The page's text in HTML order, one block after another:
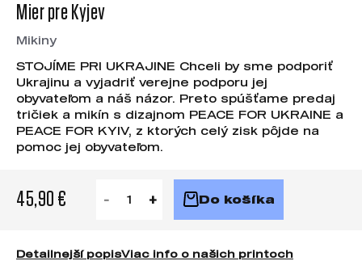
Mier pre Kyjev
Mikiny
STOJÍME PRI UKRAJINE Chceli by sme podporiť
Ukrajinu a vyjadriť verejne podporu jej
obyvateľom a náš názor. Preto spúšťame predaj
tričiek a mikín s dizajnom PEACE FOR UKRAINE a
PEACE FOR KYIV, z ktorých celý zisk pôjde na
pomoc jej obyvateľom.
45,90 € Do košíka
Detailnejší popisViac info o našich printoch